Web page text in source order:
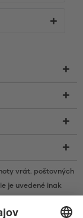
vrát. poštovných
je uvedené inak
takýchto značiek